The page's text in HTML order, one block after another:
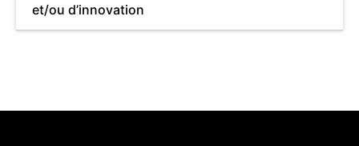
et/ou d’innovation